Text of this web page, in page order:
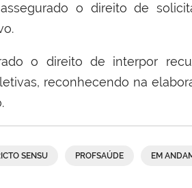
o direito de
o direito de interpor
reconhecendo na
SENSU PROFSAÚDE EM